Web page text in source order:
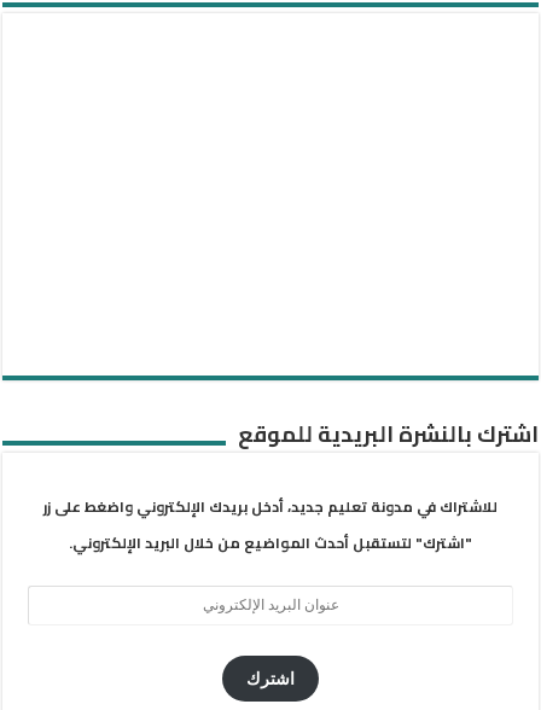
اشترك بالنشرة البريدية للموقع
للاشتراك في مدونة تعليم جديد، أدخل بريدك الإلكتروني واضغط على زر
"اشترك" لتستقبل أحدث المواضيع من خلال البريد الإلكتروني.
اشترك